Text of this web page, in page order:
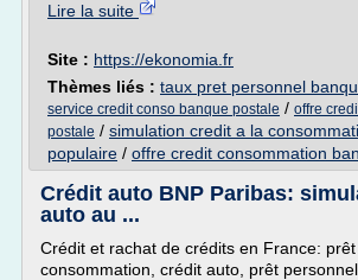
Lire la suite
Site : https://ekonomia.fr
Thèmes liés : taux pret personnel
service credit conso banque postale / offre
postale / simulation credit a la
populaire / offre credit consommation
Crédit auto BNP Paribas:
auto au ...
Crédit et rachat de crédits en France:
consommation, crédit auto, prêt